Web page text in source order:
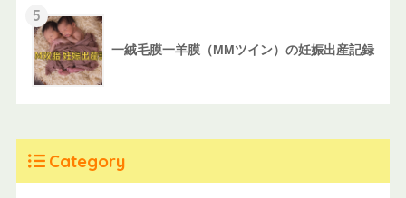
5
一絨毛膜一羊膜（MMツイン）の妊娠出産記録
Category